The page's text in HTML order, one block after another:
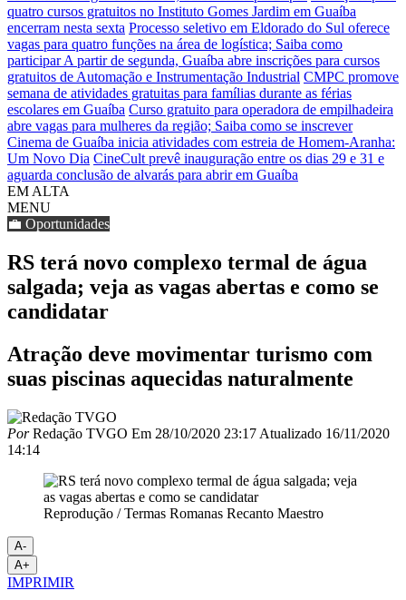
quatro cursos gratuitos no Instituto Gomes Jardim em Guaíba
encerram nesta sexta Processo seletivo em Eldorado do Sul oferece
vagas para quatro funções na área de logística; Saiba como
participarA partir de segunda, Guaíba abre inscrições para cursos
gratuitos de Automação e Instrumentação Industrial CMPC promove
semana de atividades gratuitas para famílias durante as férias
escolares em Guaíba Curso gratuito para operadora de empilhadeira
abre vagas para mulheres da região; Saiba como se inscrever
Cinema de Guaíba inicia atividades com estreia de Homem-Aranha:
Um Novo Dia CineCult prevê inauguração entre os dias 29 e 31 e
aguarda conclusão de alvarás para abrir em Guaíba
EM ALTA
MENU
💼 Oportunidades
RS terá novo complexo termal de água
salgada; veja as vagas abertas e como se
candidatar
Atração deve movimentar turismo com
suas piscinas aquecidas naturalmente
PorRedação TVGO Em 28/10/2020 23:17 Atualizado 16/11/2020
14:14
Reprodução / Termas Romanas Recanto Maestro
A-
A+
IMPRIMIR